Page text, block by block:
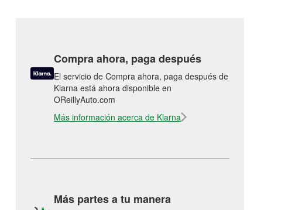
Compra ahora, paga después
El servicio de Compra ahora, paga después de
Klarna está ahora disponible en
OReillyAuto.com
Más información acerca de Klarna
Más partes a tu manera